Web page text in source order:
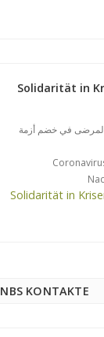
Solidarität in
في خضم أزمة
Solidarität in
NBS KONTAKTE